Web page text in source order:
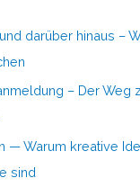
darüber hinaus –
– Der Weg
— Warum kreative
sind